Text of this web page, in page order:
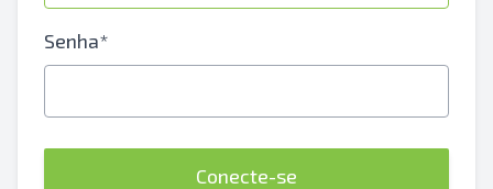
Senha*
Conecte-se